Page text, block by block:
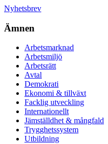
Nyhetsbrev
Ämnen
Arbetsmarknad
Arbetsmiljö
Arbetsrätt
Avtal
Demokrati
Ekonomi & tillväxt
Facklig utveckling
Internationellt
Jämställdhet & mångfald
Trygghetssystem
Utbildning